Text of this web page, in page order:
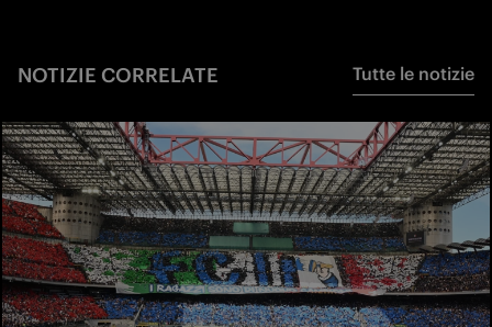
NOTIZIE CORRELATE Tutte le notizie